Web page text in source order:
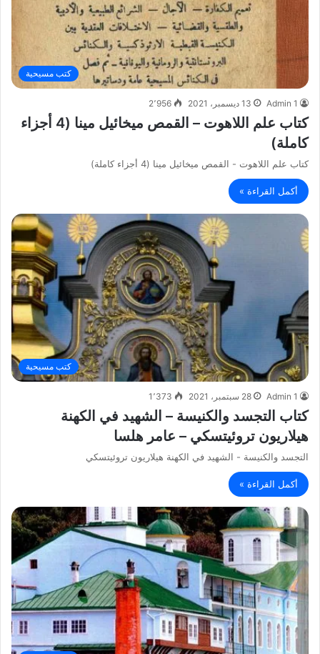
كتب مسيحية
Admin 1 13 ديسمبر، 2021 2٬956
كتاب علم اللاهوت – القمص ميخائيل مينا (4 أجزاء
كاملة)
كتاب علم اللاهوت - القمص ميخائيل مينا (4 أجزاء كاملة)
أكمل القراءة »
كتب مسيحية
Admin 1 28 سبتمبر، 2021 1٬373
كتاب التجسد والكنيسة – الشهيد في الكهنة
هيلاريون تروئيتسكي – عامر هلسا
التجسد والكنيسة - الشهيد في الكهنة هيلاريون تروئيتسكي
أكمل القراءة »